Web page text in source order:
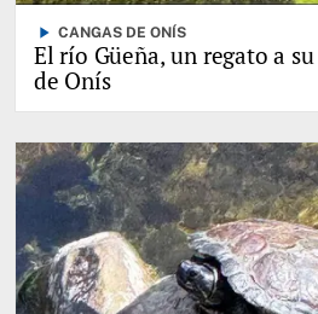
play_arrow CANGAS DE ONÍS
El río Güeña, un regato a
de Onís